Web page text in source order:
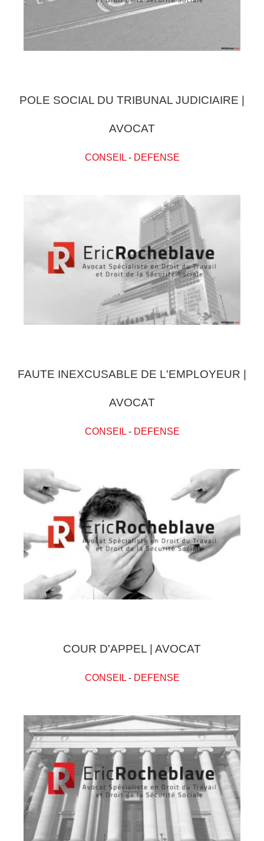
POLE SOCIAL DU TRIBUNAL JUDICIAIRE |
AVOCAT
CONSEIL- DEFENSE
FAUTE INEXCUSABLE DE L'EMPLOYEUR |
AVOCAT
CONSEIL- DEFENSE
COUR D'APPEL | AVOCAT
CONSEIL- DEFENSE